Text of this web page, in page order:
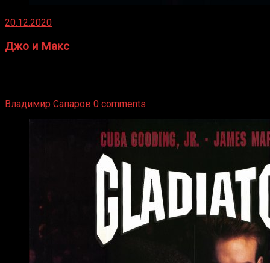
20.12.2020
Джо и Макс
Владимир Сапаров 0 comments